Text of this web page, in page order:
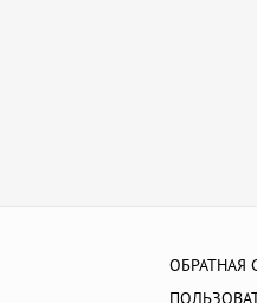
ОБРАТНАЯ